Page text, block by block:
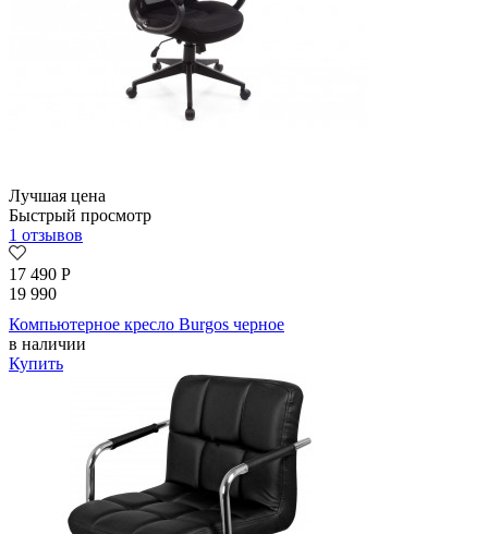
Лучшая цена
Быстрый просмотр
1 отзывов
17 490 Р
19 990
Компьютерное кресло Burgos черное
в наличии
Купить